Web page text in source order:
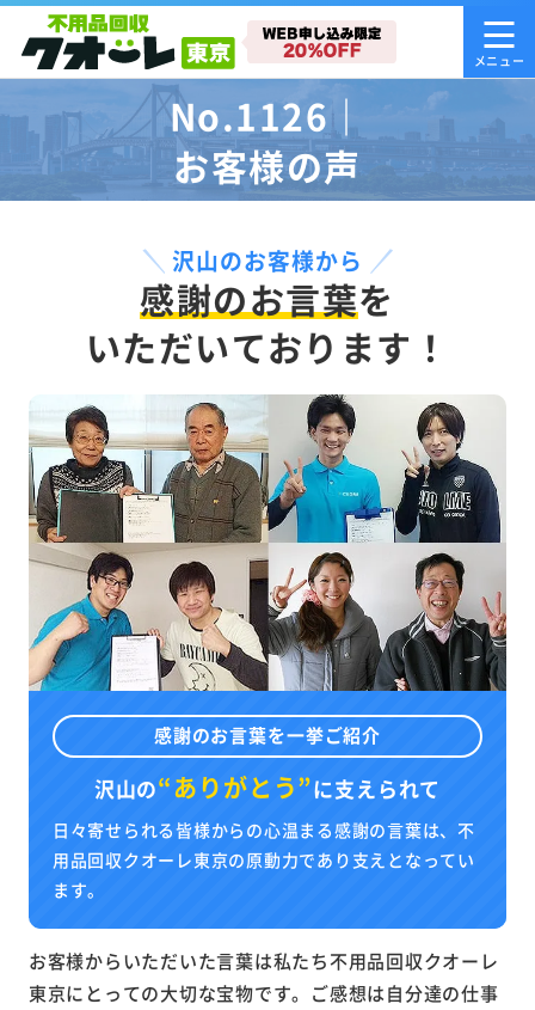
No.1126｜
お客様の声
沢山のお客様から
感謝のお言葉を
いただいております！
感謝のお言葉を一挙ご紹介
沢山の“ありがとう”に支えられて
日々寄せられる皆様からの心温まる感謝の言葉は、不
用品回収クオーレ東京の原動力であり支えとなってい
ます。
お客様からいただいた言葉は私たち不用品回収クオーレ
東京にとっての大切な宝物です。ご感想は自分達の仕事